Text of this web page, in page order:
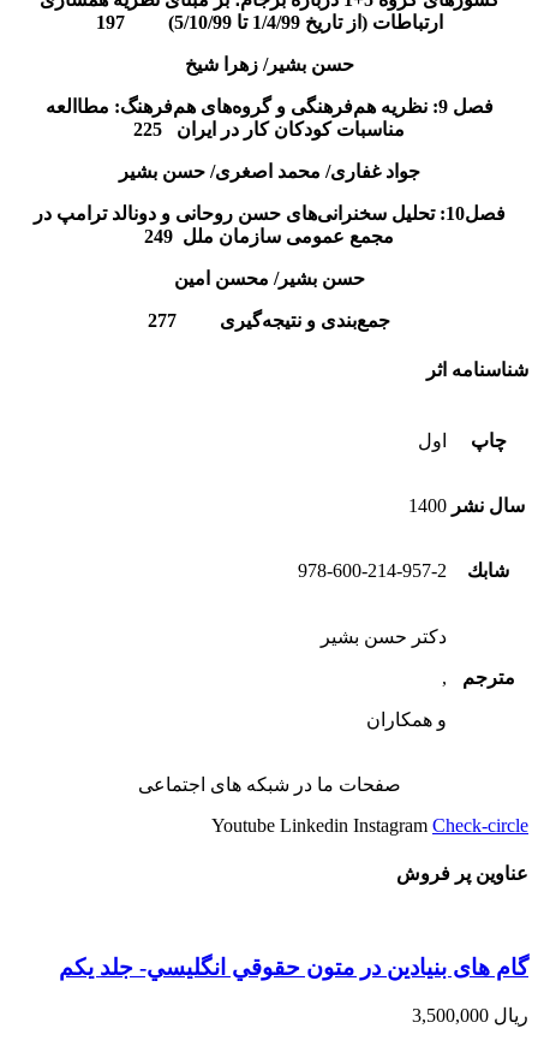
ارتباطات (از تاریخ 1/4/99 تا 5/10/99) 197
حسن بشیر/ زهرا شیخ
فصل 9: نظریه هم‌فرهنگی و گروه‌های هم‌فرهنگ:‌ مطاالعه
مناسبات کودکان کار در ایران 225
جواد غفاری/ محمد اصغری/ حسن بشیر
فصل10: تحلیل سخنرانی‌های حسن ‌روحانی و دونالد ‌ترامپ در
مجمع‌ عمومی ‌سازمان ‌ملل 249
حسن بشیر/ محسن امین
جمع‌بندی و نتیجه‌گیری 277
شناسنامه اثر
چاپ اول
سال نشر 1400
شابك 978-600-214-957-2
مترجم
دکتر حسن بشیر
,
و همكاران
صفحات ما در شبکه های اجتماعی
Youtube Linkedin Instagram Check-circle
عناوین پر فروش
گام های بنیادین در متون حقوقي انگليسي- جلد يكم
ریال